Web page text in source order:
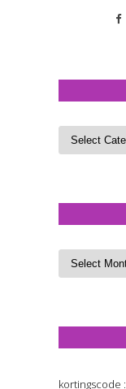
kortingscode :